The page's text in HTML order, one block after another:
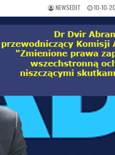
AUTHOR:
NEWSEDIT 10-10-